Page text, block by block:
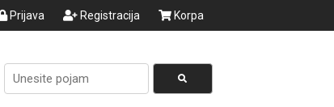
Prijava Registracija Korpa